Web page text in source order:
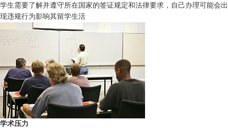
学生需要了解并遵守所在国家的签证规定和法律要求，自己办理可能会出
现违规行为影响其留学生活
学术压力